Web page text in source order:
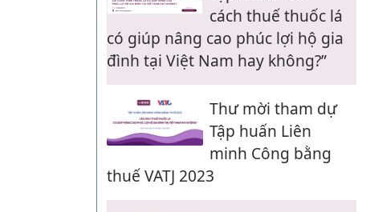
cách thuế thuốc lá
có giúp nâng cao phúc lợi hộ gia
đình tại Việt Nam hay không?”
Thư mời tham dự
Tập huấn Liên
minh Công bằng
thuế VATJ 2023